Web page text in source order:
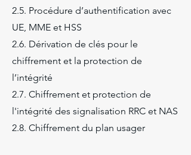
2.5. Procédure d’authentification avec
UE, MME et HSS
2.6. Dérivation de clés pour le
chiffrement et la protection de
l’intégrité
2.7. Chiffrement et protection de
l'intégrité des signalisation RRC et NAS
2.8. Chiffrement du plan usager